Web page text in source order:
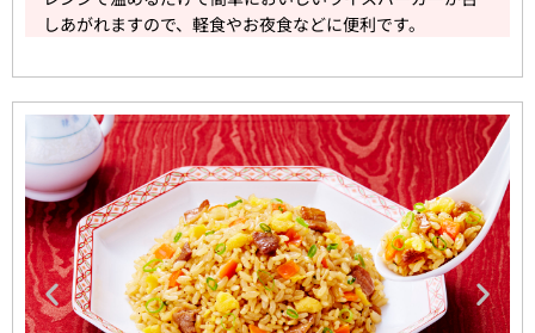
しあがれますので、軽食やお夜食などに便利です。